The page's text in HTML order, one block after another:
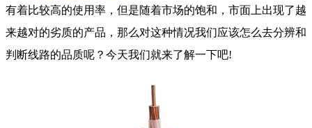
有着比较高的使用率，但是随着市场的饱和，市面上出现了越
来越对的劣质的产品，那么对这种情况我们应该怎么去分辨和
判断线路的品质呢？今天我们就来了解一下吧!